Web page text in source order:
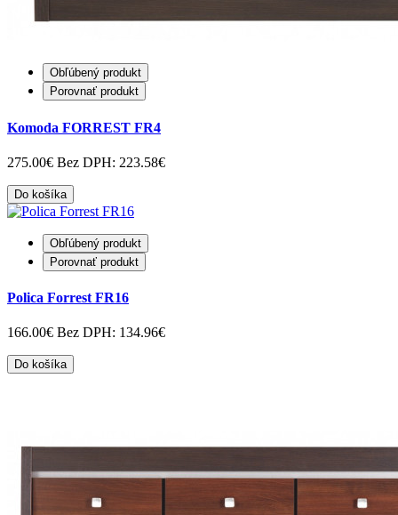
Obľúbený produkt
Porovnať produkt
Komoda FORREST FR4
275.00€ Bez DPH: 223.58€
Do košíka
Obľúbený produkt
Porovnať produkt
Polica Forrest FR16
166.00€ Bez DPH: 134.96€
Do košíka